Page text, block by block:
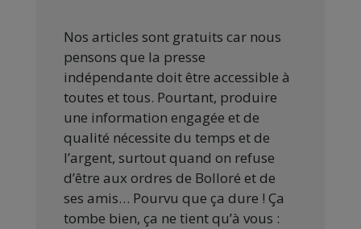
Nos articles sont gratuits car nous
pensons que la presse
indépendante doit être accessible à
toutes et tous. Pourtant, produire
une information engagée et de
qualité nécessite du temps et de
l’argent, surtout quand on refuse
d’être aux ordres de Bolloré et de
ses amis… Pourvu que ça dure ! Ça
tombe bien, ça ne tient qu’à vous :